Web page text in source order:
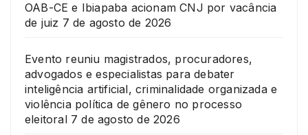
OAB-CE e Ibiapaba acionam CNJ por vacância
de juiz 7 de agosto de 2026
Evento reuniu magistrados, procuradores,
advogados e especialistas para debater
inteligência artificial, criminalidade organizada e
violência política de gênero no processo
eleitoral 7 de agosto de 2026